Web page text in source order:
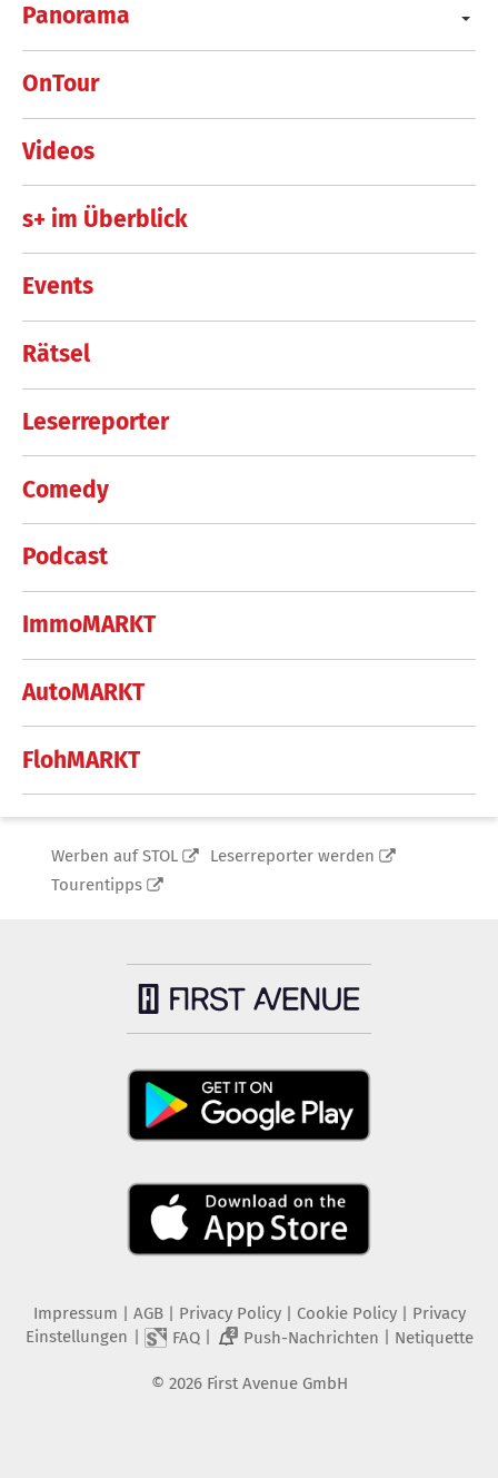
Panorama
OnTour
Videos
s+ im Überblick
Events
Rätsel
Leserreporter
Comedy
Podcast
ImmoMARKT
AutoMARKT
FlohMARKT
Werben auf STOL
Leserreporter werden
Tourentipps
Impressum | AGB | Privacy Policy| Cookie Policy| Privacy
Einstellungen | FAQ| 2 Push-Nachrichten | Netiquette
© 2026 First Avenue GmbH